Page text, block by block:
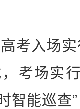
入场实
考场实
智能巡查